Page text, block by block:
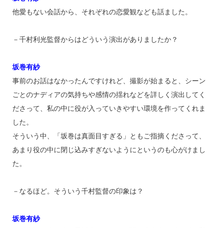
他愛もない会話から、それぞれの恋愛観なども話ました。
－千村利光監督からはどういう演出がありましたか？
坂巻有紗
事前のお話はなかったんですけれど、撮影が始まると、シーン
ごとのナディアの気持ちや感情の揺れなどを詳しく演出してく
ださって、私の中に役が入っていきやすい環境を作ってくれま
した。
そういう中、「坂巻は真面目すぎる」ともご指摘くださって、
あまり役の中に閉じ込みすぎないようにというのも心がけまし
た。
－なるほど。そういう千村監督の印象は？
坂巻有紗